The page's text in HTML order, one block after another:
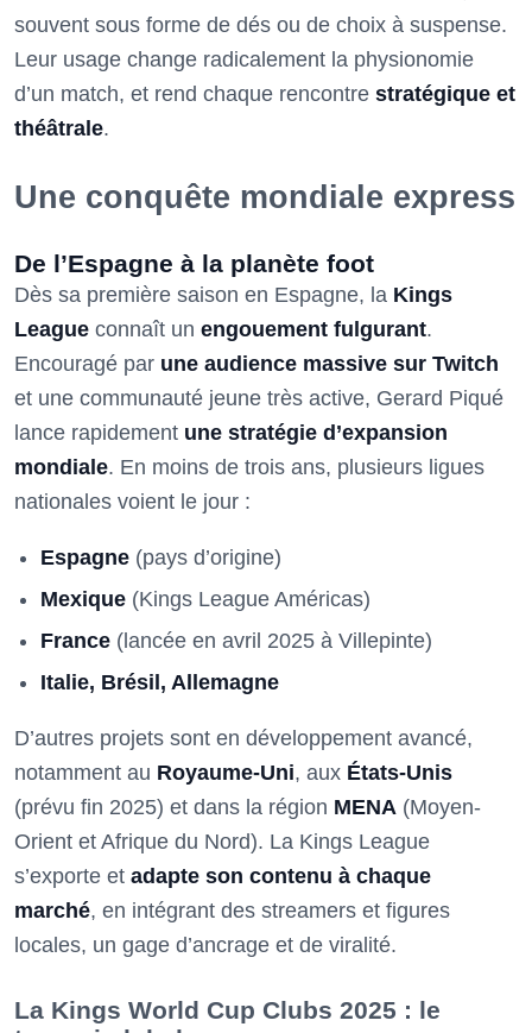
souvent sous forme de dés ou de choix à suspense.
Leur usage change radicalement la physionomie
d’un match, et rend chaque rencontre stratégique et
théâtrale.
Une conquête mondiale express
De l’Espagne à la planète foot
Dès sa première saison en Espagne, la Kings
League connaît un engouement fulgurant.
Encouragé par une audience massive sur Twitch
et une communauté jeune très active, Gerard Piqué
lance rapidement une stratégie d’expansion
mondiale. En moins de trois ans, plusieurs ligues
nationales voient le jour :
Espagne (pays d’origine)
Mexique (Kings League Américas)
France (lancée en avril 2025 à Villepinte)
Italie, Brésil, Allemagne
D’autres projets sont en développement avancé,
notamment au Royaume-Uni, aux États-Unis
(prévu fin 2025) et dans la région MENA (Moyen-
Orient et Afrique du Nord). La Kings League
s’exporte et adapte son contenu à chaque
marché, en intégrant des streamers et figures
locales, un gage d’ancrage et de viralité.
La Kings World Cup Clubs 2025 : le